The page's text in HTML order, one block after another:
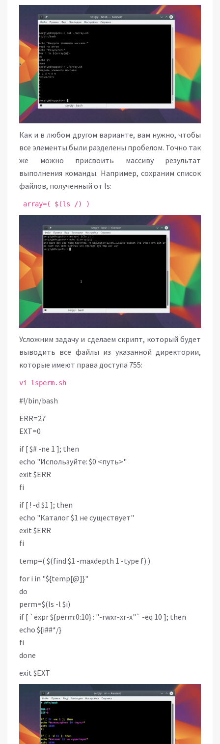
Как и в любом другом варианте, вам нужно, чтобы
все элементы были разделены пробелом. Точно так
же можно присвоить массиву результат
выполнения команды. Например, сохраним список
файлов, полученный от ls:
array=( $(ls /) )
Усложним задачу и сделаем скрипт, который будет
выводить все файлы из указанной директории,
которые имеют права доступа 755:
vi lsperm.sh
#!/bin/bash
ERR=27
EXT=0
if [ $# -ne 1 ]; then
echo "Используйте: $0 <путь>"
exit $ERR
fi
if [ ! -d $1 ]; then
echo "Каталог $1 не существует"
exit $ERR
fi
temp=( $(find $1 -maxdepth 1 -type f) )
for i in "${temp[@]}"
do
perm=$(ls -l $i)
if [ `expr ${perm:0:10} : "-rwxr-xr-x"` -eq 10 ]; then
echo ${i##*/}
fi
done
exit $EXT